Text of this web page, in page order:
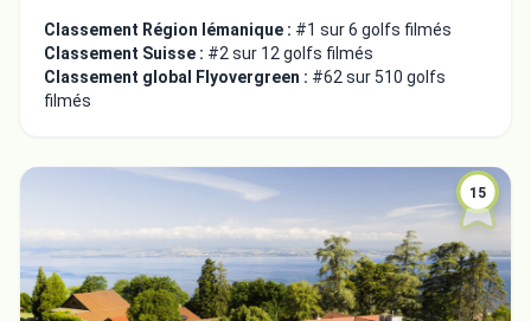
Classement Région lémanique : #1 sur 6 golfs filmés
Classement Suisse : #2 sur 12 golfs filmés
Classement global Flyovergreen : #62 sur 510 golfs
filmés
15